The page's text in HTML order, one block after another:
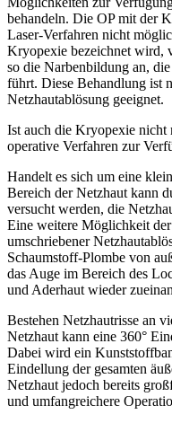
behandeln. Die OP mit der
Laser-Verfahren nicht
Kryopexie bezeichnet wird,
so die Narbenbildung an,
führt. Diese Behandlung ist
Netzhautablösung geeignet.
Ist auch die Kryopexie nicht
operative Verfahren zur
Handelt es sich um eine
Bereich der Netzhaut kann
versucht werden, die
Eine weitere Möglichkeit
umschriebener
Schaumstoff-Plombe von
das Auge im Bereich des
und Aderhaut wieder
Bestehen Netzhautrisse an
Netzhaut kann eine 360°
Dabei wird ein
Eindellung der gesamten
Netzhaut jedoch bereits
und umfangreichere